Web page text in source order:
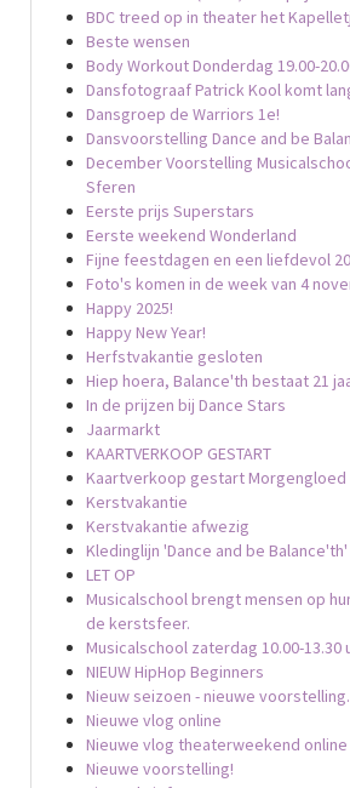
BDC treed op in theater het
Beste wensen
Body Workout Donderdag 19.00-
Dansfotograaf Patrick Kool komt
Dansgroep de Warriors 1e!
Dansvoorstelling Dance and be
December Voorstelling
Sferen
Eerste prijs Superstars
Eerste weekend Wonderland
Fijne feestdagen en een liefdevol
Foto's komen in de week van 4
Happy 2025!
Happy New Year!
Herfstvakantie gesloten
Hiep hoera, Balance'th bestaat 21
In de prijzen bij Dance Stars
Jaarmarkt
KAARTVERKOOP GESTART
Kaartverkoop gestart Morgengloed
Kerstvakantie
Kerstvakantie afwezig
Kledinglijn 'Dance and be Balance'th'
LET OP
Musicalschool brengt mensen op
de kerstsfeer.
Musicalschool zaterdag 10.00-13.30
NIEUW HipHop Beginners
Nieuw seizoen - nieuwe voorstelling.
Nieuwe vlog online
Nieuwe vlog theaterweekend online
Nieuwe voorstelling!